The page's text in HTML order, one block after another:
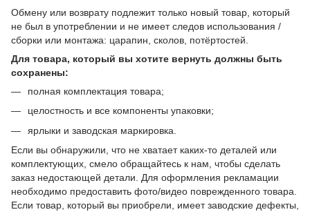
Обмену или возврату подлежит только новый товар, который
не был в употреблении и не имеет следов использования /
сборки или монтажа: царапин, сколов, потёртостей.
Для товара, который вы хотите вернуть должны быть
сохранены:
полная комплектация товара;
целостность и все компоненты упаковки;
ярлыки и заводская маркировка.
Если вы обнаружили, что не хватает каких-то деталей или
комплектующих, смело обращайтесь к нам, чтобы сделать
заказ недостающей детали. Для оформления рекламации
необходимо предоставить фото/видео поврежденного товара.
Если товар, который вы приобрели, имеет заводские дефекты,